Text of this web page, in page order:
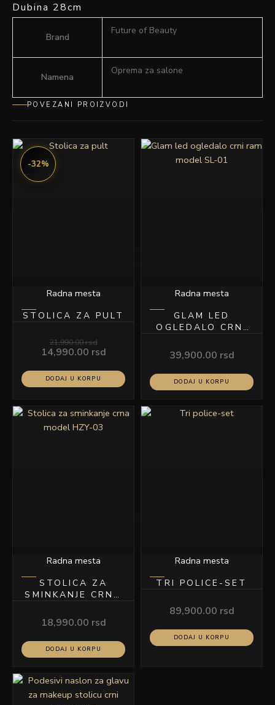
Dubina 28cm
Brand
Future of Beauty
Namena
Oprema za salone
POVEZANI PROIZVODI
-32%
Radna mesta
STOLICA ZA PULT
21,990.00rsd
Originalna
cena
je
bila:
14,990.00 rsd
Trenutna
DODAJ U KORPU
Radna mesta
GLAM LED
OGLEDALO CRNI
39,900.00 rsd
DODAJ U KORPU
Radna mesta
STOLICA ZA
SMINKANJE CRNA
18,990.00 rsd
DODAJ U KORPU
Radna mesta
TRI POLICE-SET
89,900.00 rsd
DODAJ U KORPU